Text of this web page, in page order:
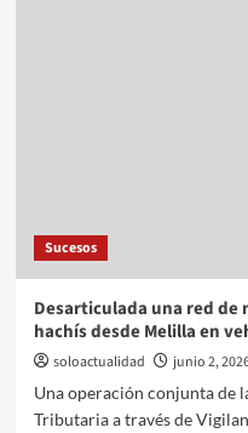
Sucesos
Desarticulada una red
hachís desde Melilla en
soloactualidad junio 2,
Una operación conjunta de
Tributaria a través de